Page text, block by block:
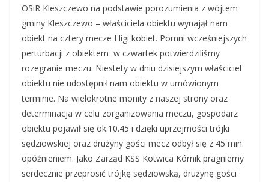
OSiR Kleszczewo na podstawie porozumienia z wójtem
gminy Kleszczewo – właściciela obiektu wynajął nam
obiekt na cztery mecze I ligi kobiet. Pomni wcześniejszych
perturbacji z obiektem w czwartek potwierdziliśmy
rozegranie meczu. Niestety w dniu dzisiejszym właściciel
obiektu nie udostępnił nam obiektu w umówionym
terminie. Na wielokrotne monity z naszej strony oraz
determinacja w celu zorganizowania meczu, gospodarz
obiektu pojawił się ok.10.45 i dzięki uprzejmości trójki
sędziowskiej oraz drużyny gości mecz odbył się z 45 min.
opóźnieniem. Jako Zarząd KSS Kotwica Kórnik pragniemy
serdecznie przeprosić trójkę sędziowską, drużynę gości